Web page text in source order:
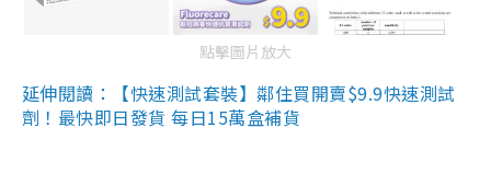
點擊圖片放大
延伸閱讀：【快速測試套裝】鄰住買開賣$9.9快速測試
劑！最快即日發貨 每日15萬盒補貨